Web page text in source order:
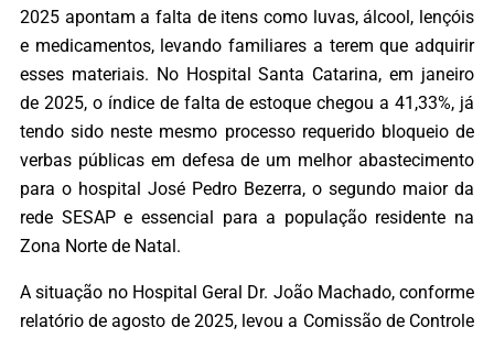
2025 apontam a falta de itens como luvas, álcool, lençóis
e medicamentos, levando familiares a terem que adquirir
esses materiais. No Hospital Santa Catarina, em janeiro
de 2025, o índice de falta de estoque chegou a 41,33%, já
tendo sido neste mesmo processo requerido bloqueio de
verbas públicas em defesa de um melhor abastecimento
para o hospital José Pedro Bezerra, o segundo maior da
rede SESAP e essencial para a população residente na
Zona Norte de Natal.
A situação no Hospital Geral Dr. João Machado, conforme
relatório de agosto de 2025, levou a Comissão de Controle